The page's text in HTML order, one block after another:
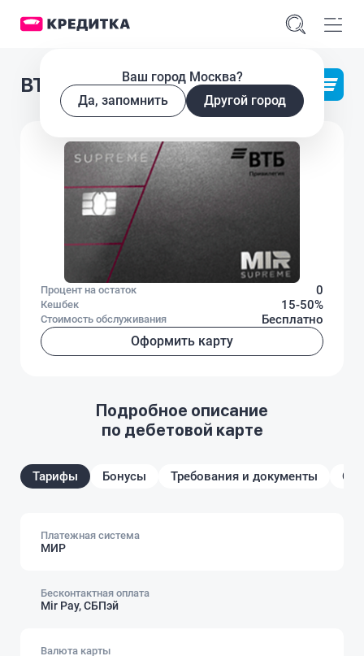
Ваш город Москва?
Да, запомнить
Другой город
ВТБ Привилегия
Процент на остаток 0
Кешбек 15-50%
Стоимость обслуживания Бесплатно
Оформить карту
Подробное описание
по дебетовой карте
Тарифы Бонусы Требования и документы
Платежная система
МИР
Бесконтактная оплата
Mir Pay, СБПэй
Валюта карты